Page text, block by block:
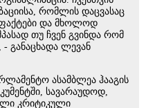
რომლის დაცვასაც
და მხოლოდ
თუ ჩვენ გვინდა რომ
- განაცხადა ლევან
ასამბლეა ჰააგის
სავარაუდოდ,
კრიტიკული